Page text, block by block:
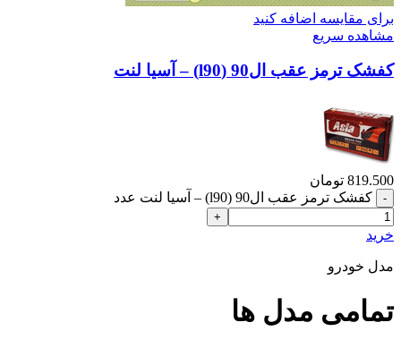
برای مقایسه اضافه کنید
مشاهده سریع
کفشک ترمز عقب ال90 (l90) – آسیا لنت
819.500 تومان
کفشک ترمز عقب ال90 (l90) – آسیا لنت عدد
خرید
مدل خودرو
تمامی مدل ها